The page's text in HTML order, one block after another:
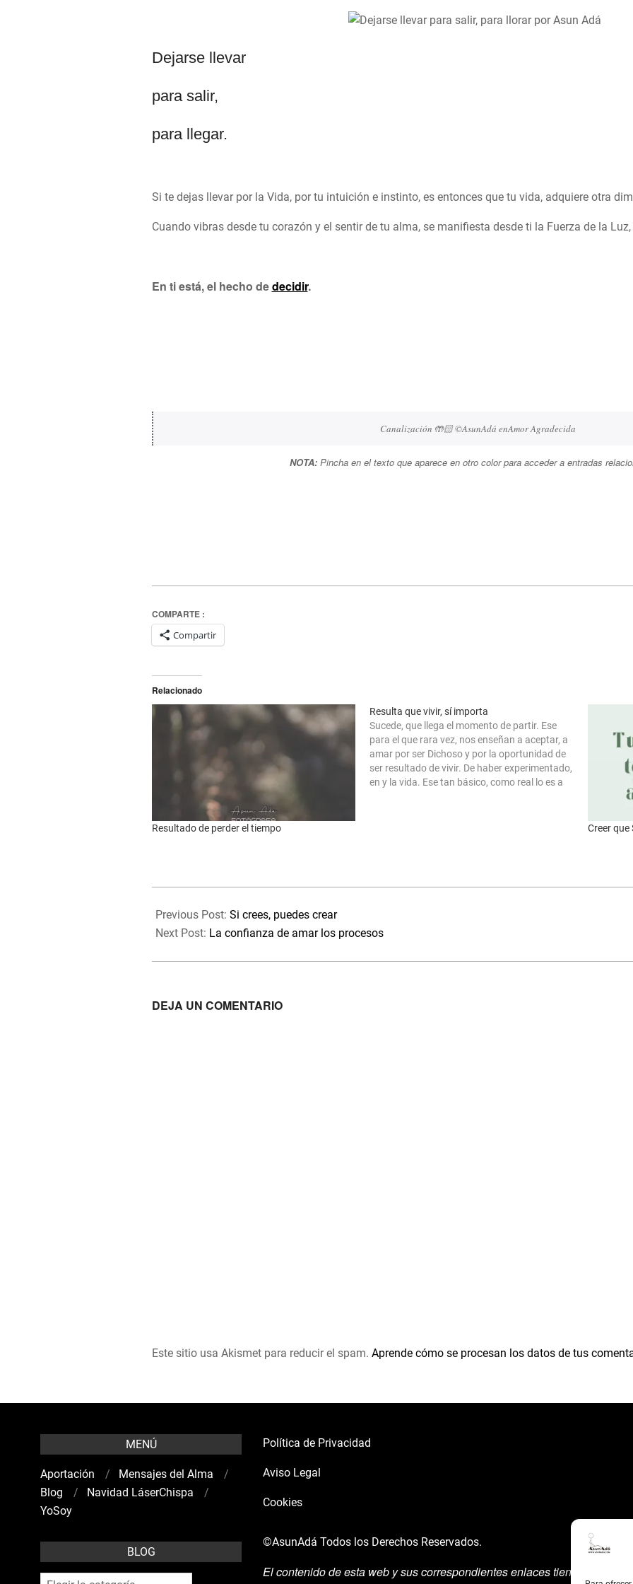
Dejarse llevar
para salir,
para llegar.
Si te dejas llevar por la Vida, por tu intuición e instinto, es entonces que tu vida, adquiere otra
Cuando vibras desde tu corazón y el sentir de tu alma, se manifiesta desde ti la Fuerza de la
En ti está, el hecho dedecidir.
Canalización 🤲🏻 ©AsunAdá enAmor Agradecida
NOTA: Pincha en el texto que aparece en otro color para acceder a entradas
COMPARTE :
Compartir
Relacionado
Resultado de perder el tiempo
Resulta que vivir, sí importa
Sucede, que llega el momento de partir. Ese
para el que rara vez, nos enseñan a aceptar, a
amar por ser Dichoso y por la oportunidad de
ser resultado de vivir. De haber experimentado,
en y la vida. Ese tan básico, como real lo es a
Creer que
08-
11
Previous Post: Si crees, puedes crear
Next Post: La confianza de amar los procesos
DEJA UN COMENTARIO
Este sitio usa Akismet para reducir el spam. Aprende cómo se procesan los datos de tus
MENÚ
Aportación
Mensajes del Alma
Blog
Navidad LáserChispa
YoSoy
BLOG
blog
Política de Privacidad
Aviso Legal
Cookies
©AsunAdá Todos los Derechos Reservados.
El contenido de esta web y sus correspondientes enlaces tienen un uso